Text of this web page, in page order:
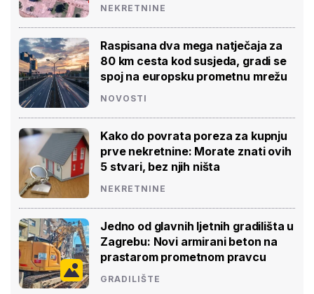
NEKRETNINE
Raspisana dva mega natječaja za
80 km cesta kod susjeda, gradi se
spoj na europsku prometnu mrežu
NOVOSTI
Kako do povrata poreza za kupnju
prve nekretnine: Morate znati ovih
5 stvari, bez njih ništa
NEKRETNINE
Jedno od glavnih ljetnih gradilišta u
Zagrebu: Novi armirani beton na
prastarom prometnom pravcu
GRADILIŠTE